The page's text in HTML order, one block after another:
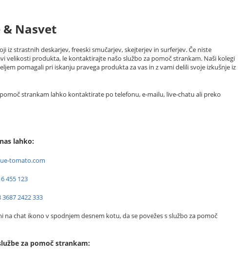
Nasvet
iz strastnih deskarjev, freeski smučarjev, skejterjev in surferjev. Če niste
velikosti produkta, le kontaktirajte našo službo za pomoč strankam. Naši kolegi
pomagali pri iskanju pravega produkta za vas in z vami delili svoje izkušnje iz
strankam lahko kontaktirate po telefonu, e-mailu, live-chatu ali preko
lahko:
tomato.com
455 123
3687 2422 333
na chat ikono v spodnjem desnem kotu, da se povežes s službo za pomoč
za pomoč strankam: